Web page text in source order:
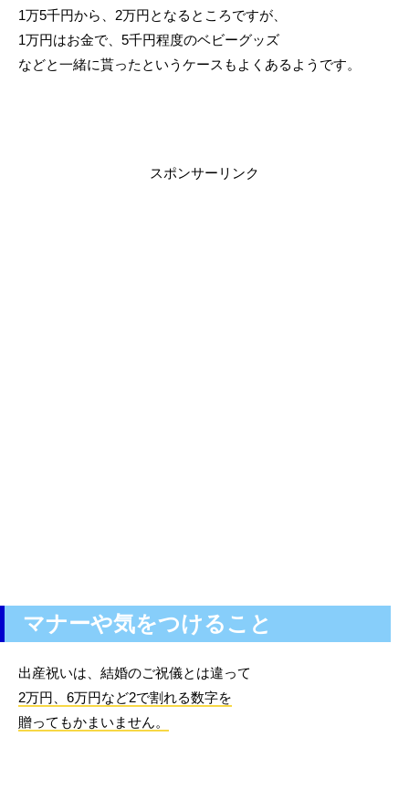
1万5千円から、2万円となるところですが、
1万円はお金で、5千円程度のベビーグッズ
などと一緒に貰ったというケースもよくあるようです。
スポンサーリンク
マナーや気をつけること
出産祝いは、結婚のご祝儀とは違って
2万円、6万円など2で割れる数字を
贈ってもかまいません。